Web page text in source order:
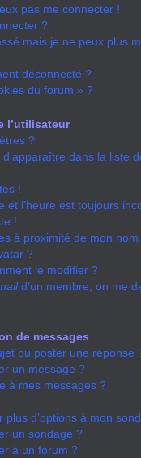
pas me connecter !
?
mais je ne peux plus
déconnecté ?
du forum » ?
l’utilisateur
?
dans la liste
!
et l’heure est toujours
!
à proximité de mon nom
?
le modifier ?
d’un membre, on me
de messages
ou poster une réponse
un message ?
à mes messages ?
d’options à mon
un sondage ?
à un forum ?